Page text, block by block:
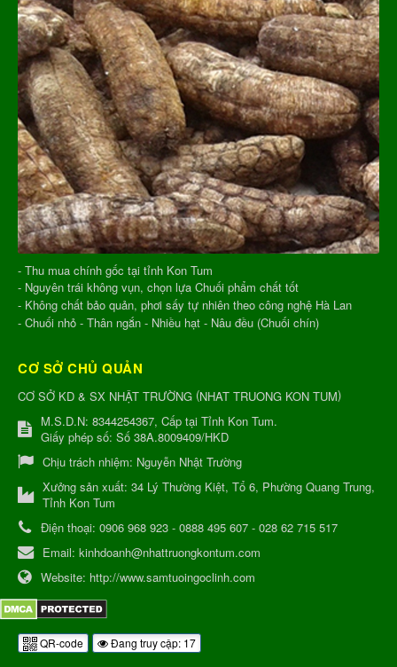
- Thu mua chính gốc tại tỉnh Kon Tum
- Nguyên trái không vụn, chọn lựa Chuối phẩm chất tốt
- Không chất bảo quản, phơi sấy tự nhiên theo công nghệ Hà Lan
- Chuối nhỏ - Thân ngắn - Nhiều hạt - Nâu đều (Chuối chín)
CƠ SỞ CHỦ QUẢN
CƠ SỞ KD & SX NHẬT TRƯỜNG (NHAT TRUONG KON TUM)
M.S.D.N: 8344254367, Cấp tại Tỉnh Kon Tum.
Giấy phép số: Số 38A.8009409/HKD
Chịu trách nhiệm: Nguyễn Nhật Trường
Xưởng sản xuất: 34 Lý Thường Kiệt, Tổ 6, Phường Quang Trung,
Tỉnh Kon Tum
Điện thoại: 0906 968 923 - 0888 495 607 - 028 62 715 517
Email: kinhdoanh@nhattruongkontum.com
Website: http://www.samtuoingoclinh.com
QR-code Đang truy cập: 17